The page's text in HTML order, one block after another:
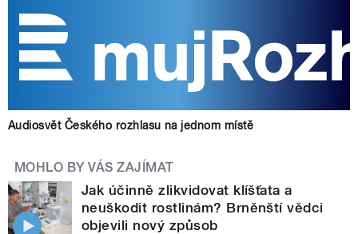
Audiosvět Českého rozhlasu na jednom místě
MOHLO BY VÁS ZAJÍMAT
Jak účinně zlikvidovat klíšťata a
neuškodit rostlinám? Brněnští vědci
objevili nový způsob